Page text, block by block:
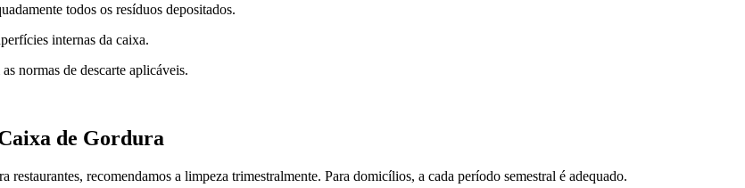
todos os resíduos depositados.
internas da caixa.
normas de descarte aplicáveis.
de Gordura
recomendamos a limpeza trimestralmente. Para domicílios, a cada período semestral é adequado.